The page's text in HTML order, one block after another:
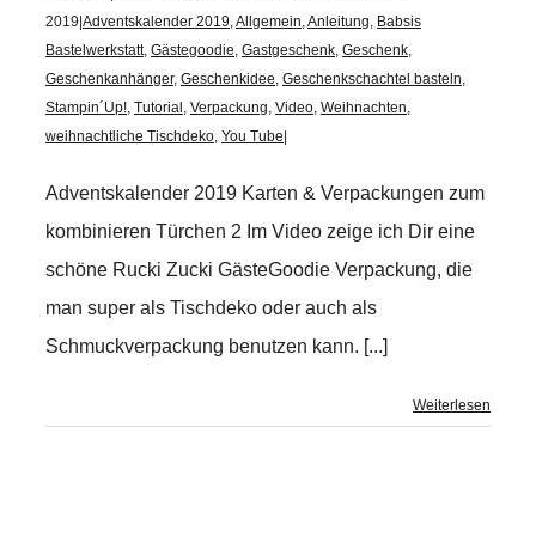
2019 Adventskalender 2019,Allgemein,Anleitung, Babsis
Bastelwerkstatt, Gästegoodie, Gastgeschenk, Geschenk,
Geschenkanhänger, Geschenkidee, Geschenkschachtel basteln,
Stampin´Up!, Tutorial , Verpackung, Video, Weihnachten,
weihnachtliche Tischdeko, You Tube
Adventskalender 2019 Karten & Verpackungen zum
kombinieren Türchen 2 Im Video zeige ich Dir eine
schöne Rucki Zucki GästeGoodie Verpackung, die
man super als Tischdeko oder auch als
Schmuckverpackung benutzen kann. [...]
Weiterlesen